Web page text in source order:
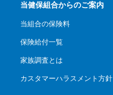
当健保組合からのご案内
当組合の保険料
保険給付一覧
家族調査とは
カスタマーハラスメント方針